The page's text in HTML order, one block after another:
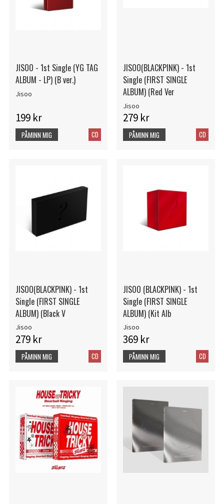
JISOO - 1st Single (YG TAG
ALBUM - LP) (B ver.)
Jisoo
199 kr
CD
PÅMINN MIG
JISOO(BLACKPINK) - 1st
Single (FIRST SINGLE
ALBUM) (Red Ver
Jisoo
279 kr
CD
PÅMINN MIG
JISOO(BLACKPINK) - 1st
Single (FIRST SINGLE
ALBUM) (Black V
Jisoo
279 kr
CD
PÅMINN MIG
JISOO (BLACKPINK) - 1st
Single (FIRST SINGLE
ALBUM) (Kit Alb
Jisoo
369 kr
CD
PÅMINN MIG